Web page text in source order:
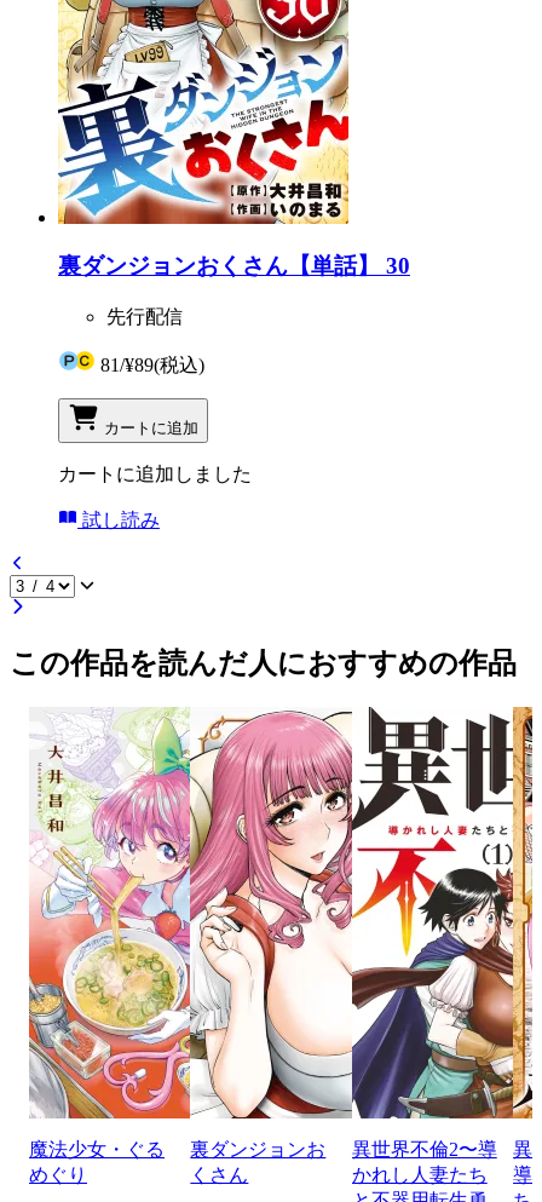
裏ダンジョンおくさん【単話】 30
先行配信
81/¥89(税込)
カートに追加
カートに追加しました
試し読み
この作品を読んだ人におすすめの作品
魔法少女・ぐる
めぐり
裏ダンジョンお
くさん
異世界不倫2〜導
かれし人妻たち
異
導